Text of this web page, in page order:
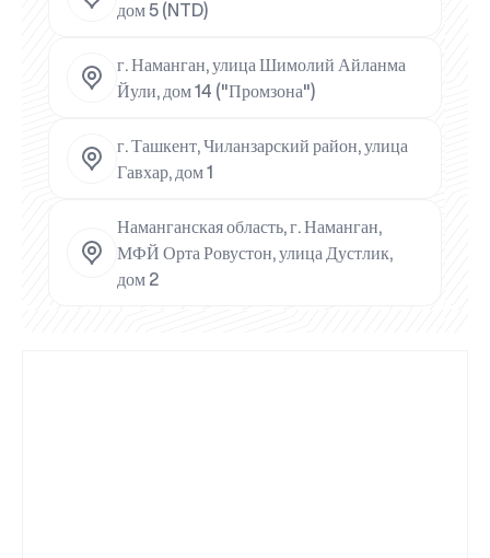
дом 5 (NTD)
г. Наманган, улица Шимолий Айланма
Йули, дом 14 ("Промзона")
г. Ташкент, Чиланзарский район, улица
Гавхар, дом 1
Наманганская область, г. Наманган,
МФЙ Орта Ровустон, улица Дустлик,
дом 2